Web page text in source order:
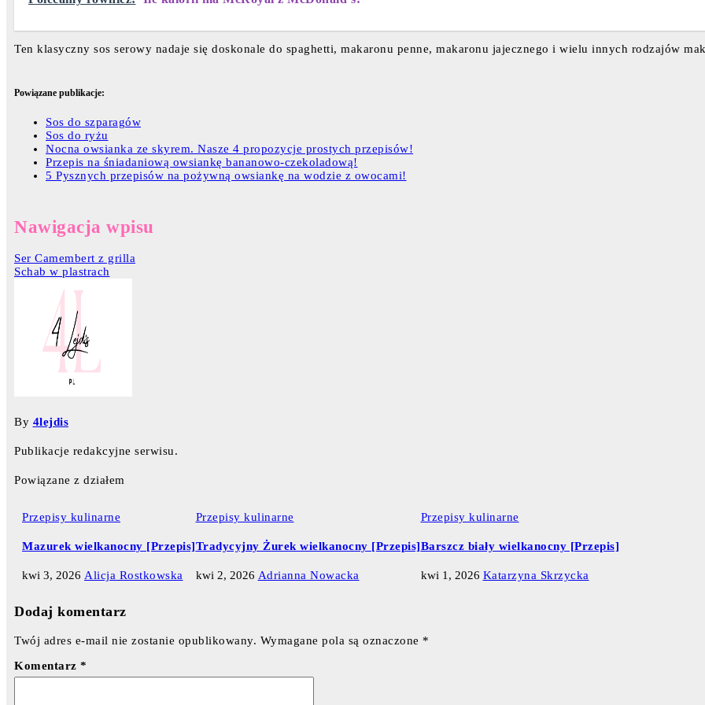
Ten klasyczny sos serowy nadaje się doskonale do spaghetti, makaronu penne, makaronu jajecznego i wielu innych rodzajów
Powiązane publikacje:
Sos do szparagów
Sos do ryżu
Nocna owsianka ze skyrem. Nasze 4 propozycje prostych przepisów!
Przepis na śniadaniową owsiankę bananowo-czekoladową!
5 Pysznych przepisów na pożywną owsiankę na wodzie z owocami!
Nawigacja wpisu
Ser Camembert z grilla
Schab w plastrach
By 4lejdis
Publikacje redakcyjne serwisu.
Powiązane z działem
Przepisy kulinarne
Mazurek wielkanocny [Przepis]
kwi 3, 2026 Alicja Rostkowska
Przepisy kulinarne
Tradycyjny Żurek wielkanocny [Przepis]
kwi 2, 2026 Adrianna Nowacka
Przepisy kulinarne
Barszcz biały wielkanocny [Przepis]
kwi 1, 2026 Katarzyna Skrzycka
Dodaj komentarz
Twój adres e-mail nie zostanie opublikowany. Wymagane pola są oznaczone *
Komentarz *